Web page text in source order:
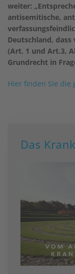
weiter:
antisemitische,
Deutschland, dass
(Art. 1 und Art.3,
Grundrecht in
Hier finden Sie die
Das